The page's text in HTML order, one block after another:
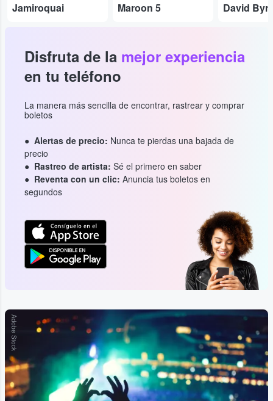
Jamiroquai Maroon 5 David
Disfruta de la mejor experiencia
en tu teléfono
La manera más sencilla de encontrar, rastrear y comprar
boletos
Alertas de precio: Nunca te pierdas una bajada de
precio
Rastreo de artista: Sé el primero en saber
Reventa con un clic: Anuncia tus boletos en
segundos
Adobe Stock